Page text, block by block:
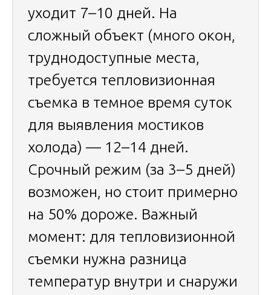
уходит 7–10 дней. На
сложный объект (много окон,
труднодоступные места,
требуется тепловизионная
съемка в темное время суток
для выявления мостиков
холода) — 12–14 дней.
Срочный режим (за 3–5 дней)
возможен, но стоит примерно
на 50% дороже. Важный
момент: для тепловизионной
съемки нужна разница
температур внутри и снаружи